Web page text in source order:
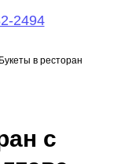
2494
Букеты в ресторан
с